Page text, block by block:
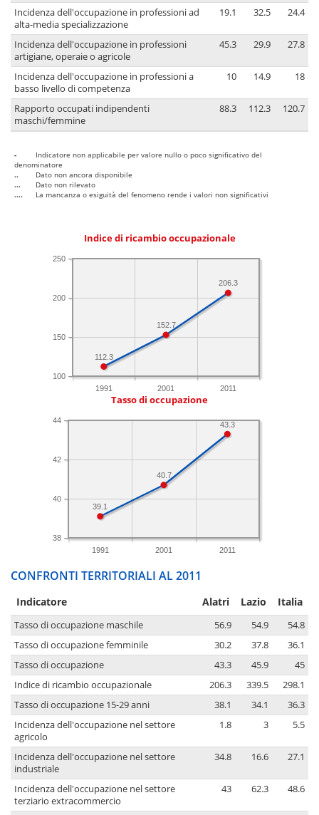
Incidenza dell'occupazione in professioni ad
alta-media specializzazione
19.1 32.5 24.4
Incidenza dell'occupazione in professioni
artigiane, operaie o agricole
45.3 29.9 27.8
Incidenza dell'occupazione in professioni a
basso livello di competenza
10 14.9 18
Rapporto occupati indipendenti
maschi/femmine
88.3 112.3 120.7
-
Indicatore non applicabile per valore nullo o poco significativo del
denominatore
..
Dato non ancora disponibile
...
Dato non rilevato
....
La mancanza o esiguità del fenomeno rende i valori non significativi
Indice di ricambio occupazionale
1991 2001 2011
100
150
200
250
206.3
152.7
112.3
Tasso di occupazione
1991 2001 2011
38
40
42
44 43.3
40.7
39.1
CONFRONTI TERRITORIALI AL 2011
Indicatore Alatri Lazio Italia
Tasso di occupazione maschile 56.9 54.9
54.8
Tasso di occupazione femminile
30.2 37.8
36.1
Tasso di occupazione
43.3 45.9
45
Indice di ricambio occupazionale
206.3 339.5
298.1
Tasso di occupazione 15-29 anni
38.1 34.1
36.3
Incidenza dell'occupazione nel settore
agricolo
1.8 3 5.5
Incidenza dell'occupazione nel settore
industriale
34.8 16.6 27.1
Incidenza dell'occupazione nel settore
terziario extracommercio
43 62.3 48.6